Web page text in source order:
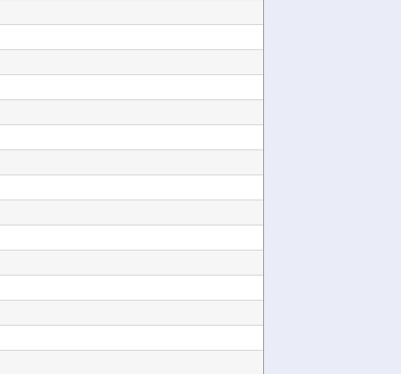
【悲報】アメリカ政府、日本円をアルゼンチン通貨危機と同列扱いへ・・・他
密がバレて終わる・・・他
台湾への140億ドル規模の武器売却「確信している」 …米共和党重鎮、マコール議員が表明！他
設置されてしょんぼり顔他
中国「大洪水！」三峡ダム「9門開放！（全力放流」中国都市「三峡沿線の道路水没」中国政府「高...
力ってどんな部分だと思う？他